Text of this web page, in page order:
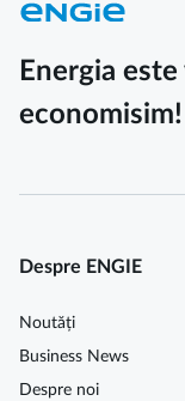
Energia
economisim!
Despre ENGIE
Noutăți
Business News
Despre noi